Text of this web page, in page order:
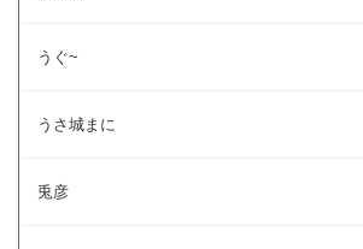
うぐ~
うさ城まに
兎彦